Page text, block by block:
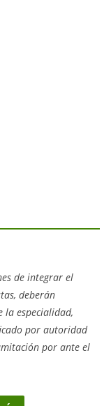
de integrar el
deberán
especialidad,
por autoridad
por ante el